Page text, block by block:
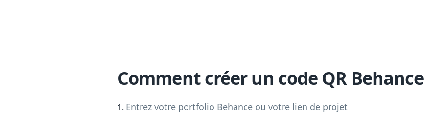
Comment créer un code QR Behance
Entrez votre portfolio Behance ou votre lien de projet